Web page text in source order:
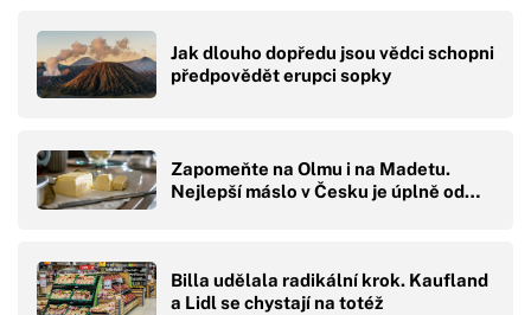
Jak dlouho dopředu jsou vědci schopni
předpovědět erupci sopky
Zapomeňte na Olmu i na Madetu.
Nejlepší máslo v Česku je úplně od…
Billa udělala radikální krok. Kaufland
a Lidl se chystají na totéž